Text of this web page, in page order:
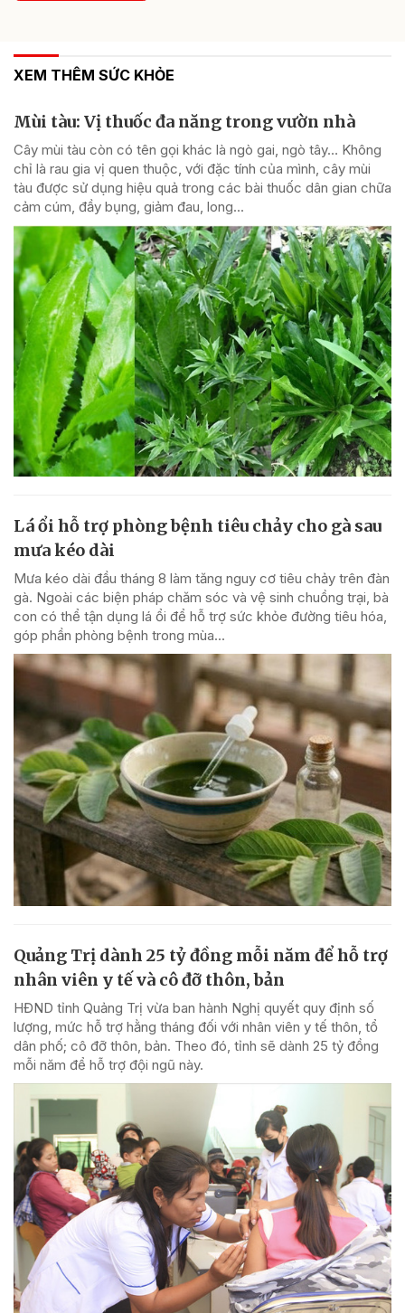
XEM THÊM SỨC KHỎE
Mùi tàu: Vị thuốc đa năng trong vườn nhà
Cây mùi tàu còn có tên gọi khác là ngò gai, ngò tây… Không
chỉ là rau gia vị quen thuộc, với đặc tính của mình, cây mùi
tàu được sử dụng hiệu quả trong các bài thuốc dân gian chữa
cảm cúm, đầy bụng, giảm đau, long...
Lá ổi hỗ trợ phòng bệnh tiêu chảy cho gà sau
mưa kéo dài
Mưa kéo dài đầu tháng 8 làm tăng nguy cơ tiêu chảy trên đàn
gà. Ngoài các biện pháp chăm sóc và vệ sinh chuồng trại, bà
con có thể tận dụng lá ổi để hỗ trợ sức khỏe đường tiêu hóa,
góp phần phòng bệnh trong mùa...
Quảng Trị dành 25 tỷ đồng mỗi năm để hỗ trợ
nhân viên y tế và cô đỡ thôn, bản
HĐND tỉnh Quảng Trị vừa ban hành Nghị quyết quy định số
lượng, mức hỗ trợ hằng tháng đối với nhân viên y tế thôn, tổ
dân phố; cô đỡ thôn, bản. Theo đó, tỉnh sẽ dành 25 tỷ đồng
mỗi năm để hỗ trợ đội ngũ này.